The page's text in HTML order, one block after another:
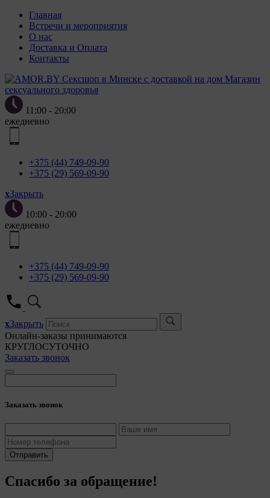
Главная
Встречи и мероприятия
О нас
Доставка и Оплата
Контакты
Магазин
сексуального здоровья
11:00 - 20:00
ежедневно
+375 (44) 749-09-90
+375 (29) 569-09-90
xЗакрыть
10:00 - 20:00
ежедневно
+375 (44) 749-09-90
+375 (29) 569-09-90
xЗакрыть
Онлайн-заказы принимаются
КРУГЛОСУТОЧНО
Заказать звонок
Заказать звонок
Отправить
Спасибо за обращение!